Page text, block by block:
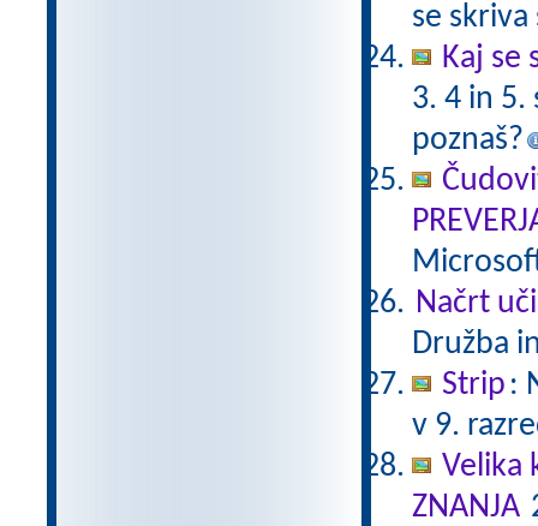
se
Kaj se
3. 4 in 5.
poznaš?
Načrt
Družba
Strip :
v 9.
Velika
ZNANJA